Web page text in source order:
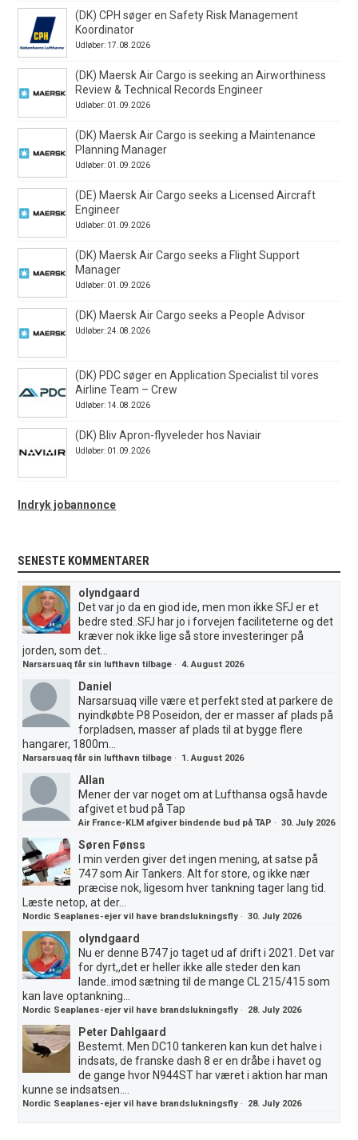
(DK) CPH søger en Safety Risk Management
Koordinator
Udløber: 17.08.2026
(DK) Maersk Air Cargo is seeking an Airworthiness
Review & Technical Records Engineer
Udløber: 01.09.2026
(DK) Maersk Air Cargo is seeking a Maintenance
Planning Manager
Udløber: 01.09.2026
(DE) Maersk Air Cargo seeks a Licensed Aircraft
Engineer
Udløber: 01.09.2026
(DK) Maersk Air Cargo seeks a Flight Support
Manager
Udløber: 01.09.2026
(DK) Maersk Air Cargo seeks a People Advisor
Udløber: 24.08.2026
(DK) PDC søger en Application Specialist til vores
Airline Team – Crew
Udløber: 14.08.2026
(DK) Bliv Apron-flyveleder hos Naviair
Udløber: 01.09.2026
Indryk jobannonce
SENESTE KOMMENTARER
olyndgaard
Det var jo da en giod ide, men mon ikke SFJ er et
bedre sted..SFJ har jo i forvejen faciliteterne og det
kræver nok ikke lige så store investeringer på
jorden, som det...
Narsarsuaq får sin lufthavn tilbage ·4. August 2026
Daniel
Narsarsuaq ville være et perfekt sted at parkere de
nyindkøbte P8 Poseidon, der er masser af plads på
forpladsen, masser af plads til at bygge flere
hangarer, 1800m...
Narsarsuaq får sin lufthavn tilbage · 1. August 2026
Allan
Mener der var noget om at Lufthansa også havde
afgivet et bud på Tap
Air France-KLM afgiver bindende bud på TAP ·30. July 2026
Søren Fønss
I min verden giver det ingen mening, at satse på
747 som Air Tankers. Alt for store, og ikke nær
præcise nok, ligesom hver tankning tager lang tid.
Læste netop, at der...
Nordic Seaplanes-ejer vil have brandslukningsfly ·30. July 2026
olyndgaard
Nu er denne B747 jo taget ud af drift i 2021. Det var
for dyrt,,det er heller ikke alle steder den kan
lande..imod sætning til de mange CL 215/415 som
kan lave optankning...
Nordic Seaplanes-ejer vil have brandslukningsfly · 28. July 2026
Peter Dahlgaard
Bestemt. Men DC10 tankeren kan kun det halve i
indsats, de franske dash 8 er en dråbe i havet og
de gange hvor N944ST har været i aktion har man
kunne se indsatsen....
Nordic Seaplanes-ejer vil have brandslukningsfly · 28. July 2026